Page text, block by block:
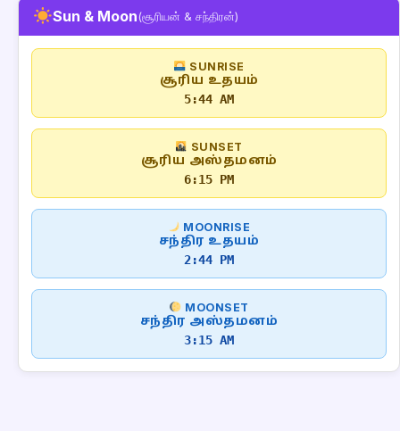
Sun & Moon(சூரியன் & சந்திரன்)
SUNRISE
சூரிய உதயம்
5:44 AM
SUNSET
சூரிய அஸ்தமனம்
6:15 PM
MOONRISE
சந்திர உதயம்
2:44 PM
MOONSET
சந்திர அஸ்தமனம்
3:15 AM